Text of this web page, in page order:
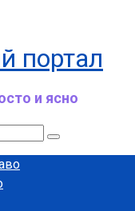
портал
и ясно